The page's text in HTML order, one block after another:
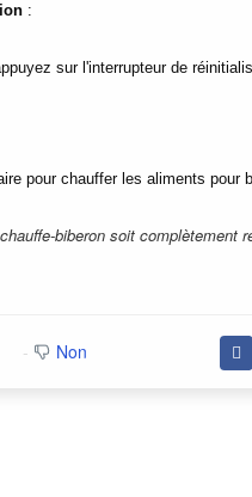
:
sur l'interrupteur de
pour chauffer les aliments pour
biberon soit
Non